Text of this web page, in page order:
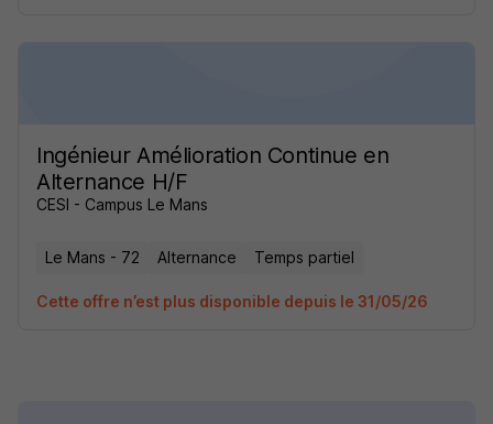
Ingénieur Amélioration Continue en
Alternance H/F
CESI - Campus Le Mans
Le Mans - 72 Alternance Temps partiel
Cette offre n’est plus disponible depuis le 31/05/26